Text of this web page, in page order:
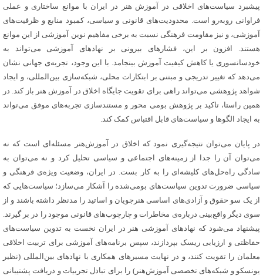
پیشبرد سیاست‌های اخلاقی در آموزش هنر در ایران با موانع ساختاری و عملی
فراوانی روبه‌رو است. محدودیت‌های قانونی و سیاسی، کمبود منابع و ظرفیت‌های
آموزشی، و نیز مقاومت فرهنگی نسبت به برخی مفاهیم نوین آموزشی‌ از این موانع
هستند. افزون بر این، فشارهای بیرونی بر نهادهای آموزشی می‌تواند به
خودسانسوری یا کاهش کیفیت آموزش بینجامد‌. با این وجود، تجربه‌ی جهانی نشان
می‌دهد که تغییر تدریجی و مبتنی بر ابتکارات محلی، شبکه‌سازی بین‌المللی، و ایجاد
شواهد پژوهشی می‌تواند راهی برای تقویت جایگاه اخلاق در آموزش هنر باز کند‌. در
همین راستا، تاکید بر پژوهش بومی محور و مستندسازی تجربه‌های موفق می‌تواند
به ایجاد الگوها و سیاست‌های قابل اقتباس کمک کند‌.
در پایان می‌توان نتیجه‌گیری نمود که اخلاق در آموزش‌هنر مسئله‌ای است که نه
می‌توان آن را جدا از زمینه‌های اجتماعی و سیاسی تحلیل کرد و نه می‌توان به
سادگی راه‌حل‌های کلیشه‌ای را به کار بست‌. در ایران، وضعیت ویژه‌ی فرهنگی و
سیاسی ضرورت تدوین سیاست‌های بومی‌شده را آشکار می‌سازد؛ سیاست‌هایی که
از یک سو حقوق و آزادی‌های اساسی هنرجویان و اساتید را مدنظر داشته باشند و از
سوی دیگر واقع‌بینی درباره‌ی مخاطرات و چارچوب‌های قانونی موجود را در بر گیرند‌.
پیشنهاد می‌شود که نهادهای آموزشی هنر در ایران نخست به تدوین سیاست‌های
حفاظتی و ارزیابی ریسک بپردازند، سپس برنامه‌های آموزشی برای تربیت اخلاقی
معلمان را تقویت کنند، و در نهایت مسیرهای همکاری با نهادهای بین‌المللی (نظیر
یونسکو و شبکه‌های تخصصی آموزش‌هنر) را برای تبادل تجربیات و دریافت پشتیبانی